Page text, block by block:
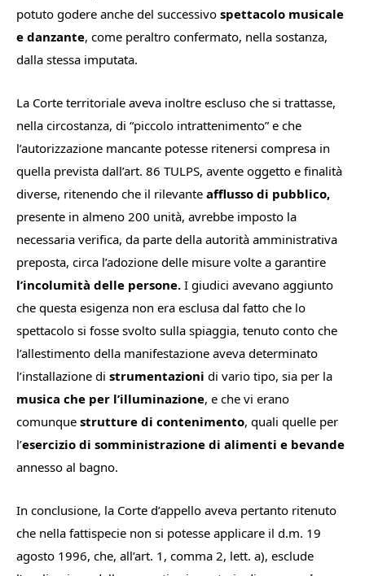
potuto godere anche del successivo spettacolo musicale
e danzante, come peraltro confermato, nella sostanza,
dalla stessa imputata.
La Corte territoriale aveva inoltre escluso che si trattasse,
nella circostanza, di “piccolo intrattenimento” e che
l’autorizzazione mancante potesse ritenersi compresa in
quella prevista dall’art. 86 TULPS, avente oggetto e finalità
diverse, ritenendo che il rilevante afflusso di pubblico,
presente in almeno 200 unità, avrebbe imposto la
necessaria verifica, da parte della autorità amministrativa
preposta, circa l’adozione delle misure volte a garantire
l’incolumità delle persone. I giudici avevano aggiunto
che questa esigenza non era esclusa dal fatto che lo
spettacolo si fosse svolto sulla spiaggia, tenuto conto che
l’allestimento della manifestazione aveva determinato
l’installazione di strumentazioni di vario tipo, sia per la
musica che per l’illuminazione, e che vi erano
comunque strutture di contenimento, quali quelle per
l’esercizio di somministrazione di alimenti e bevande
annesso al bagno.
In conclusione, la Corte d’appello aveva pertanto ritenuto
che nella fattispecie non si potesse applicare il d.m. 19
agosto 1996, che, all’art. 1, comma 2, lett. a), esclude